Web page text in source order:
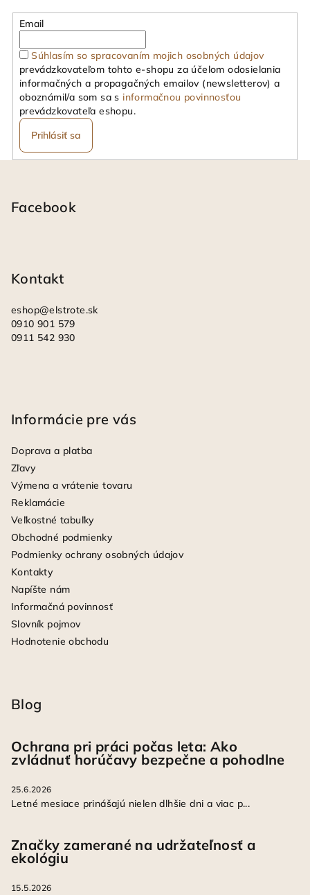
Email
Súhlasím so spracovaním mojich osobných údajov
prevádzkovateľom tohto e-shopu za účelom odosielania
informačných a propagačných emailov (newsletterov) a
oboznámil/a som sa s informačnou povinnosťou
prevádzkovateľa eshopu.
Prihlásiť sa
Facebook
Kontakt
eshop@elstrote.sk
0910 901 579
0911 542 930
Informácie pre vás
Doprava a platba
Zľavy
Výmena a vrátenie tovaru
Reklamácie
Veľkostné tabuľky
Obchodné podmienky
Podmienky ochrany osobných údajov
Kontakty
Napíšte nám
Informačná povinnosť
Slovník pojmov
Hodnotenie obchodu
Blog
Ochrana pri práci počas leta: Ako
zvládnuť horúčavy bezpečne a pohodlne
25.6.2026
Letné mesiace prinášajú nielen dlhšie dni a viac p...
Značky zamerané na udržateľnosť a
ekológiu
15.5.2026